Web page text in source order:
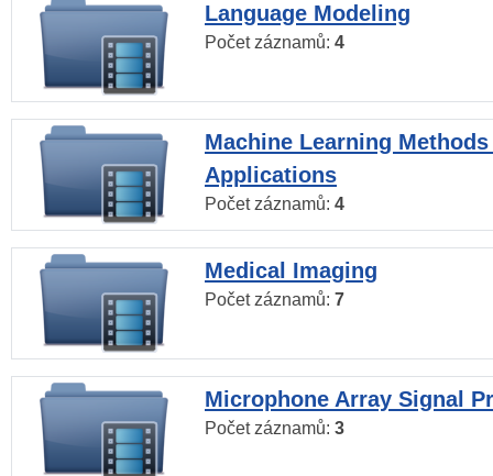
Language Modeling
Počet záznamů: 4
Machine Learning
Applications
Počet záznamů: 4
Medical Imaging
Počet záznamů: 7
Microphone Array Signal
Počet záznamů: 3